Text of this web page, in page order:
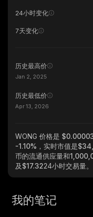
24小时变化
7天变化
历史最高价
Jan 2, 2025
历史最低价
Apr 13, 2026
WONG 价格是
-1.10% ，实时市值是
币的流通供应量和
及$17.3224小时交易量。
我的笔记